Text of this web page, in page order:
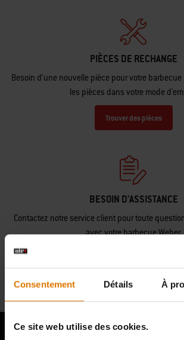
Consentement Détails À
Ce site web utilise des cookies.
PIÈCES DE RECHANGE
Besoin d’une nouvelle pièce pour votre
les pièces dans votre mode
Trouver des pièces
BESOIN D'ASSISTANCE
Contactez notre service client pour toute
avec votre barbecue Weber.